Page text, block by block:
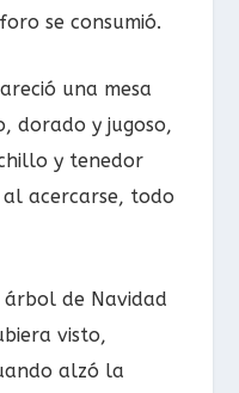
se consumió.
una mesa
dorado y jugoso,
y tenedor
acercarse, todo
de Navidad
visto,
alzó la